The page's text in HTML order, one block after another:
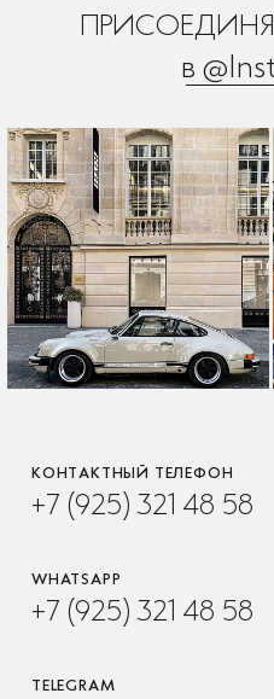
в
КОНТАКТНЫЙ ТЕЛЕФОН
+7 (925) 321 48 58
WHATSAPP
+7 (925) 321 48 58
TELEGRAM